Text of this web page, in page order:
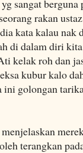
sangat berguna
rakan
kata kalau
di dalam diri
kelak roh dan
kubur kalo
ini golongan
terangkan